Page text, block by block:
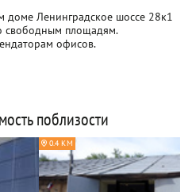
доме Ленинградское шоссе 28к1
свободным площадям.
офисов.
поблизости
0.4 КМ